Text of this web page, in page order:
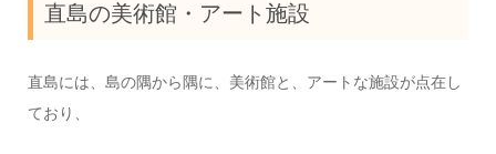
直島の美術館・アート施設
直島には、島の隅から隅に、美術館と、アートな施設が点在し
ており、